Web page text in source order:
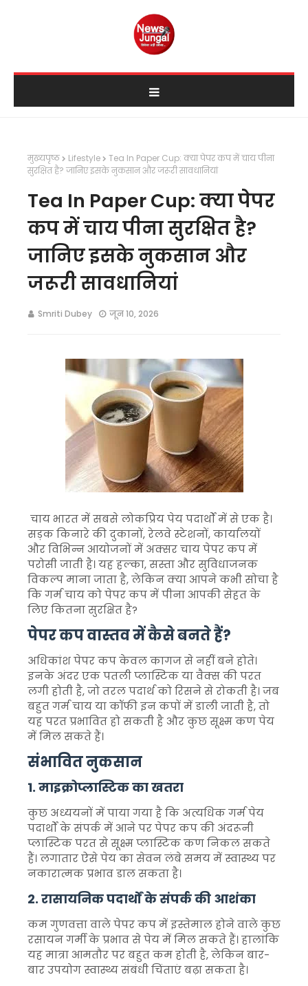
मुख्यपृष्ठ Lifestyle
Tea In Paper Cup: क्या पेपर कप में चाय पीना
सुरक्षित है? जानिए इसके नुकसान और जरूरी सावधानियां
Tea In Paper Cup: क्या पेपर
कप में चाय पीना सुरक्षित है?
जानिए इसके नुकसान और
जरूरी सावधानियां
Smriti Dubey जून 10, 2026
चाय भारत में सबसे लोकप्रिय पेय पदार्थों में से एक है।
सड़क किनारे की दुकानों, रेलवे स्टेशनों, कार्यालयों
और विभिन्न आयोजनों में अक्सर चाय पेपर कप में
परोसी जाती है। यह हल्का, सस्ता और सुविधाजनक
विकल्प माना जाता है, लेकिन क्या आपने कभी सोचा है
कि गर्म चाय को पेपर कप में पीना आपकी सेहत के
लिए कितना सुरक्षित है?
पेपर कप वास्तव में कैसे बनते हैं?
अधिकांश पेपर कप केवल कागज से नहीं बने होते।
इनके अंदर एक पतली प्लास्टिक या वैक्स की परत
लगी होती है, जो तरल पदार्थ को रिसने से रोकती है। जब
बहुत गर्म चाय या कॉफी इन कपों में डाली जाती है, तो
यह परत प्रभावित हो सकती है और कुछ सूक्ष्म कण पेय
में मिल सकते हैं।
संभावित नुकसान
1. माइक्रोप्लास्टिक का खतरा
कुछ अध्ययनों में पाया गया है कि अत्यधिक गर्म पेय
पदार्थों के संपर्क में आने पर पेपर कप की अंदरूनी
प्लास्टिक परत से सूक्ष्म प्लास्टिक कण निकल सकते
हैं। लगातार ऐसे पेय का सेवन लंबे समय में स्वास्थ्य पर
नकारात्मक प्रभाव डाल सकता है।
2. रासायनिक पदार्थों के संपर्क की आशंका
कम गुणवत्ता वाले पेपर कप में इस्तेमाल होने वाले कुछ
रसायन गर्मी के प्रभाव से पेय में मिल सकते हैं। हालांकि
यह मात्रा आमतौर पर बहुत कम होती है, लेकिन बार-
बार उपयोग स्वास्थ्य संबंधी चिंताएं बढ़ा सकता है।